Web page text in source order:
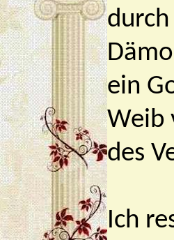
ein
Weib
des
Ich